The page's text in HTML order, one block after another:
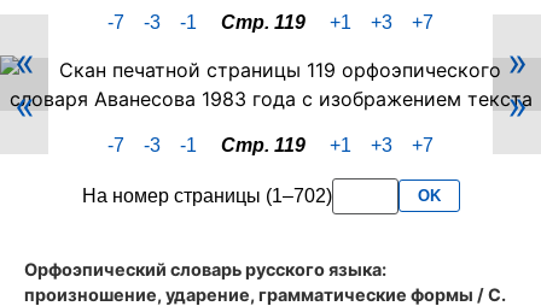
-7 -3 -1 Стр. 119 +1 +3 +7
Скан
PDF-
страницы
119
Аванесова
«
»
«
»
-7 -3 -1 Стр. 119 +1 +3 +7
На номер страницы (1–702) OK
Орфоэпический словарь русского языка:
произношение, ударение, грамматические формы / С.